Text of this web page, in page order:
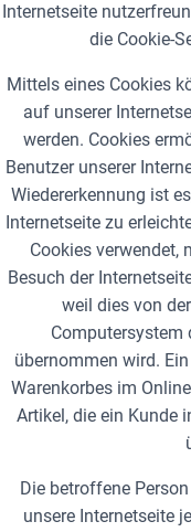
Internetseite
die Cookie-
Mittels eines Cookies
auf unserer
werden. Cookies
Benutzer unserer
Wiedererkennung ist
Internetseite zu
Cookies verwendet,
Besuch der
weil dies von
Computersystem
übernommen wird.
Warenkorbes im
Artikel, die ein Kunde
Die betroffene
unsere Internetseite